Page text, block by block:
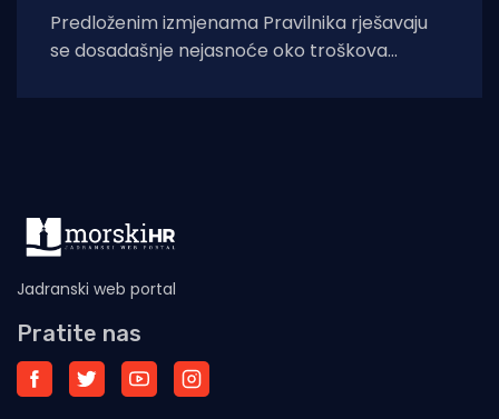
Predloženim izmjenama Pravilnika rješavaju
se dosadašnje nejasnoće oko troškova
Jadranski web portal
Pratite nas